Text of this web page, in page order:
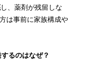
し、薬剤が残留しな
は事前に家族構成や
るのはなぜ？